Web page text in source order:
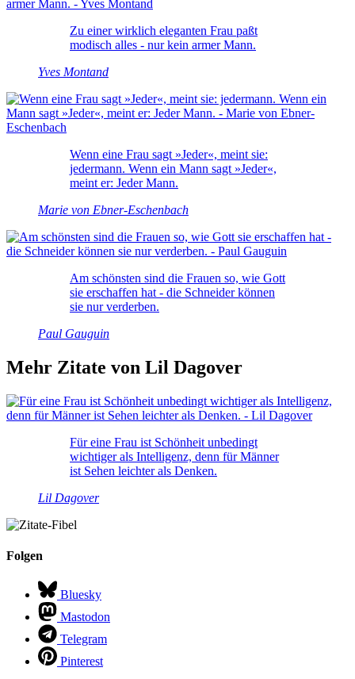
Zu einer wirklich eleganten Frau paßt
modisch alles - nur kein armer Mann.
Yves Montand
Wenn eine Frau sagt »Jeder«, meint sie:
jedermann. Wenn ein Mann sagt »Jeder«,
meint er: Jeder Mann.
Marie von Ebner-Eschenbach
Am schönsten sind die Frauen so, wie Gott
sie erschaffen hat - die Schneider können
sie nur verderben.
Paul Gauguin
Mehr Zitate von Lil Dagover
Für eine Frau ist Schönheit unbedingt
wichtiger als Intelligenz, denn für Männer
ist Sehen leichter als Denken.
Lil Dagover
Folgen
Bluesky
Mastodon
Telegram
Pinterest